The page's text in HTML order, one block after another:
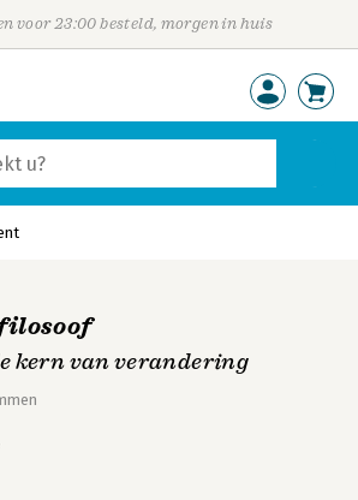
voor 23:00 besteld, morgen in huis
kern van verandering